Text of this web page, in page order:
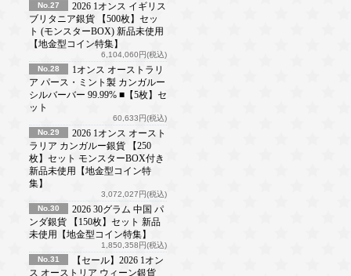
No.27
2026 1オンス イギリス
ブリタニア銀貨 【500枚】セッ
ト (モンスターBOX) 新品未使用
【地金型コイン特集】
6,104,060円(税込)
No.28
1オンス オーストラリ
ア パース・ミント製 カンガルー
シルバーバー 99.99% ■【5枚】セ
ット
60,633円(税込)
No.29
2026 1オンス オースト
ラリア カンガルー銀貨 【250
枚】セット モンスターBOX付き
新品未使用【地金型コイン特
集】
3,072,027円(税込)
No.30
2026 30グラム 中国 パ
ンダ銀貨 【150枚】セット 新品
未使用【地金型コイン特集】
1,850,358円(税込)
No.31
【セール】2026 1オン
ス オーストリア ウィーン銀貨